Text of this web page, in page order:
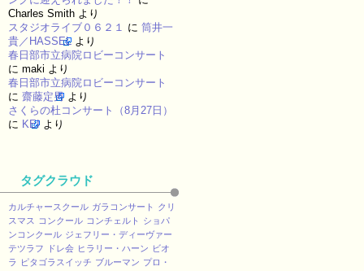
Charles Smith より
スタジオライブ０６２１ に 筒井一
貴／HASSEL より
春日部市立病院ロビーコンサート
に maki より
春日部市立病院ロビーコンサート
に 齋藤定男 より
さくらの杜コンサート（8月27日）
に KEI より
タグクラウド
カルチャースクール ガラコンサート
クリ
スマス
コンクール コンチェルト
ショパ
ンコンクール ジェフリー・ディーヴァー
テツラフ
ドレ会 ヒラリー・ハーン ビオ
ラ
ピタゴラスイッチ ブルーマン プロ・